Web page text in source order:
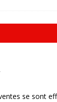
se sont